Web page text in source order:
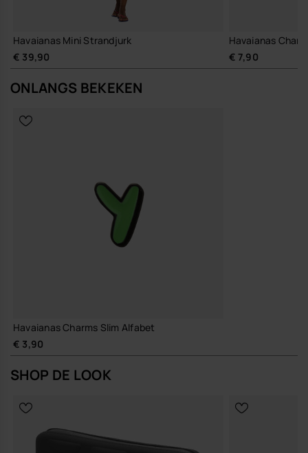
Havaianas Mini Strandjurk
€ 39,90
Havaianas
€ 7,90
ONLANGS BEKEKEN
Havaianas Charms Slim Alfabet
€ 3,90
SHOP DE LOOK